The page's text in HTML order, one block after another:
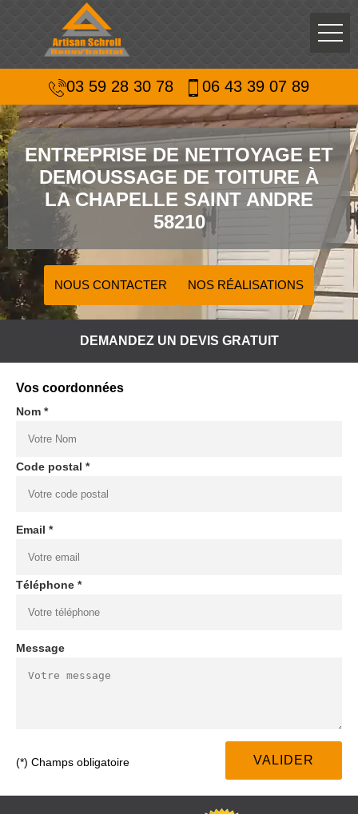
03 59 28 30 78 06 43 39 07 89
ENTREPRISE DE NETTOYAGE ET
DEMOUSSAGE DE TOITURE À
LA CHAPELLE SAINT ANDRE
58210
NOUS CONTACTER NOS RÉALISATIONS
DEMANDEZ UN DEVIS GRATUIT
Vos coordonnées
Nom *
Code postal *
Email *
Téléphone *
Message
(*) Champs obligatoire